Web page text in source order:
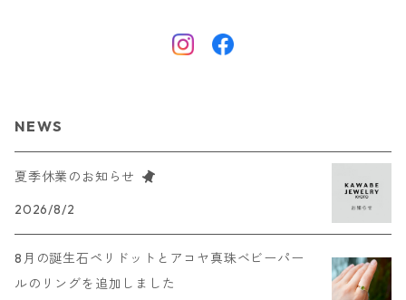
NEWS
夏季休業のお知らせ
2026/8/2
8月の誕生石ペリドットとアコヤ真珠ベビーパー
ルのリングを追加しました